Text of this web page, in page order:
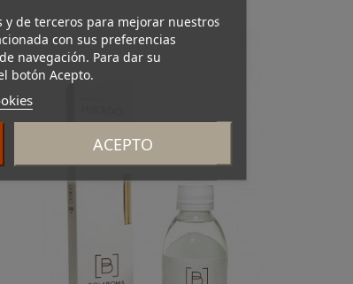
de terceros para mejorar nuestros
con sus preferencias
navegación. Para dar su
botón Acepto.
ACEPTO